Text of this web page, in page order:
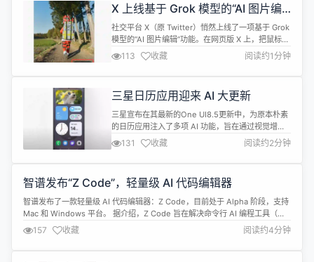
X 上线基于 Grok 模型的“AI 图片编
辑”功能
社交平台 X（原 Twitter）悄然上线了一项基于 Grok
模型的“AI 图片编辑”功能。在网页版 X 上，把鼠标放
在任何静态图片上，右下角就会跑出这个按钮，点进
去则是一个简单的 AI 对话框。 通过输入关键词即可
让AI修改图片内容，如更换背景、调整人物形象等。
关注。 然而，这一功能也引发了创作者群体的强烈
抗...
113 收藏 阅读约1分钟
三星日历应用迎来 AI 大更新
三星宣布在其最新的One UI8.5更新中，为原本朴素
的日历应用注入了多项 AI 功能，旨在通过视觉增强
和交互优化提升用户的日常调度体验。 此次更新最令
人关注的特性是 AI 生成视觉效果的加入。在日历的
倒计时小组件中，三星引入了基于 AI 的背景生成功
视觉图像，例如将枯燥的倒计时卡片转变为与活动主
题相关的生动背景...
131 收藏 阅读约2分钟
智谱发布“Z Code”，轻量级 AI 代码编辑器
智谱发布了一款轻量级 AI 代码编辑器：Z Code，目前处于 Alpha 阶段，支持
Mac 和 Windows 平台。 据介绍，Z Code 旨在解决命令行 AI 编程工具（如
Claude Code、Codex、Gemini等）操作门槛高的问题。它通过提供一个统
一、友好的可视化桌面，将这些 Agent 的能力无缝集成，仅使用一个api key
就能丝滑...
157 收藏 阅读约4分钟